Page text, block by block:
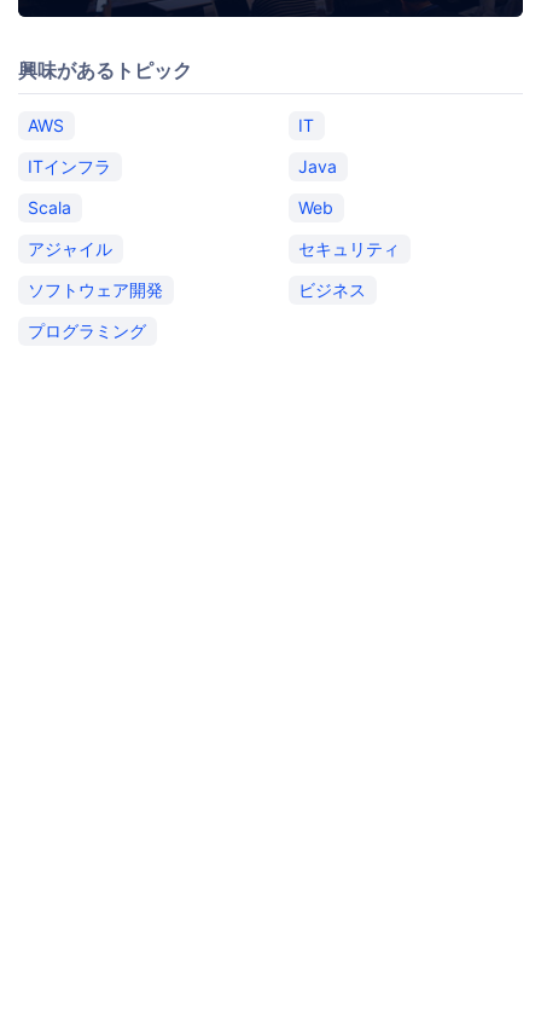
興味があるトピック
AWS
IT
ITインフラ
Java
Scala
Web
アジャイル
セキュリティ
ソフトウェア開発
ビジネス
プログラミング